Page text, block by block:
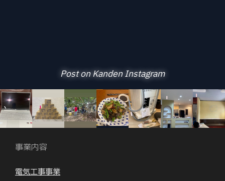
Post on Kanden Instagram
事業内容
電気工事事業